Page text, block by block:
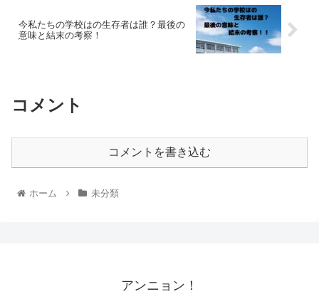
今私たちの学校はの生存者は誰？最後の
意味と結末の考察！
コメント
コメントを書き込む
ホーム 未分類
アンニョン！